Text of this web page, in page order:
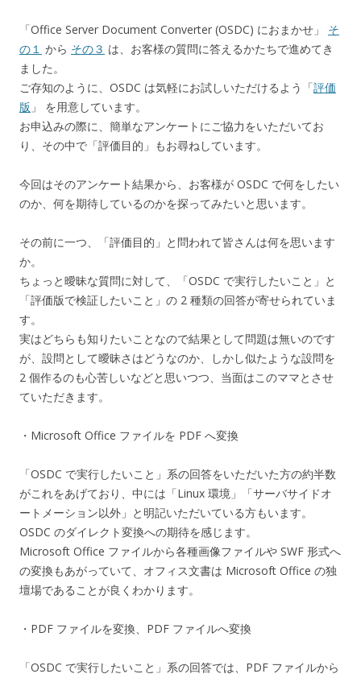
「Office Server Document Converter (OSDC) におまかせ」 そ
の１ から その３ は、お客様の質問に答えるかたちで進めてき
ました。
ご存知のように、OSDC は気軽にお試しいただけるよう「評価
版 」 を用意しています。
お申込みの際に、簡単なアンケートにご協力をいただいてお
り、その中で「評価目的」もお尋ねしています。
今回はそのアンケート結果から、お客様が OSDC で何をしたい
のか、何を期待しているのかを探ってみたいと思います。
その前に一つ、「評価目的」と問われて皆さんは何を思います
か。
ちょっと曖昧な質問に対して、「OSDC で実行したいこと」と
「評価版で検証したいこと」の 2 種類の回答が寄せられていま
す。
実はどちらも知りたいことなので結果として問題は無いのです
が、設問として曖昧さはどうなのか、しかし似たような設問を
2 個作るのも心苦しいなどと思いつつ、当面はこのママとさせ
ていただきます。
・Microsoft Office ファイルを PDF へ変換
「OSDC で実行したいこと」系の回答をいただいた方の約半数
がこれをあげており、中には「Linux 環境」「サーバサイドオ
ートメーション以外」と明記いただいている方もいます。
OSDC のダイレクト変換への期待を感じます。
Microsoft Office ファイルから各種画像ファイルや SWF 形式へ
の変換もあがっていて、オフィス文書は Microsoft Office の独
壇場であることが良くわかります。
・PDF ファイルを変換、PDF ファイルへ変換
「OSDC で実行したいこと」系の回答では、PDF ファイルから